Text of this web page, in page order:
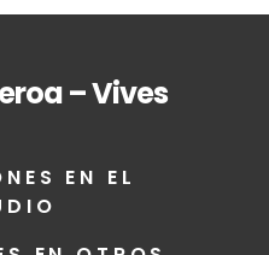
– Vives
EN EL